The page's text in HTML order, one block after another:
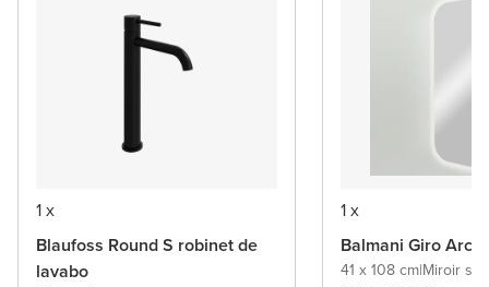
1 x
Blaufoss Round S robinet de
lavabo
1 x
Balmani Giro
41 x 108 cm|Miroir